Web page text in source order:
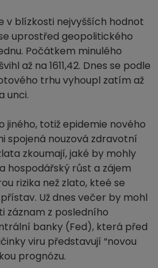
v blízkosti nejvyšších hodnot
uprostřed geopolitického
Počátkem minulého
až na 1611,42. Dnes se podle
trhu vyhoupl zatím až
unci.
jiného, totiž epidemie nového
spojená nouzová zdravotní
zkoumají, jaké by mohly
hospodářský růst a zájem
rizika než zlato, kteé se
Už dnes večer by mohl
záznam z posledního
banky (Fed), která před
viru představují “novou
prognózu.